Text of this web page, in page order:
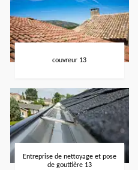
couvreur 13
Entreprise de nettoyage et pose
de gouttière 13